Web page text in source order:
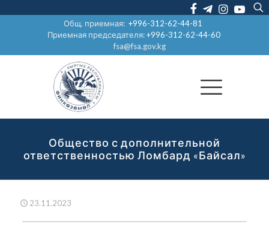
Общ. приемная:+996-312-62-44-81
Приемная председателя:+996-312-62-44-60
fsa@fsa.gov.kg
Общество с дополнительной
ответственностью Ломбард «Байсал»
23.11.2023